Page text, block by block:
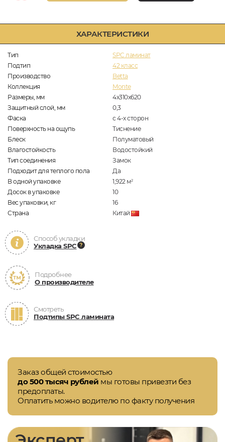
ХАРАКТЕРИСТИКИ
Тип
SPC ламинат
Подтип
42 класс
Производство
Betta
Коллекция
Monte
Размеры, мм
4х310х620
Защитный слой, мм
0,3
Фаска
с 4-х сторон
Поверхность на ощупь
Тиснение
Блеск
Полуматовый
Влагостойкость
Водостойкий
Тип соединения
Замок
Подходит для теплого пола
Да
В одной упаковке
1,922 м2
Досок в упаковке
10
Вес упаковки, кг
16
Страна
Китай
Способ укладки
Укладка SPC
Подробнее
О производителе
Смотреть
Подтипы SPC ламината
Заказ общей стоимостью
до 500 тысяч рублей мы готовы привезти без
предоплаты.
Оплатить можно водителю по факту получения